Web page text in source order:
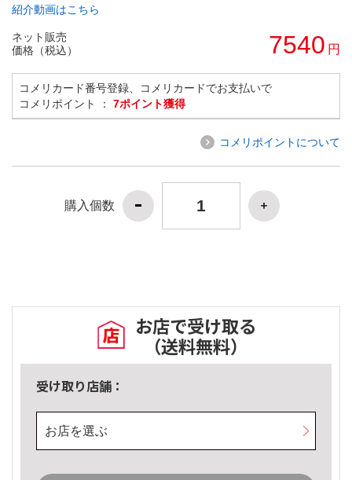
紹介動画はこちら
ネット販売
価格（税込）
7540 円
コメリカード番号登録、コメリカードでお支払いで
コメリポイント ： 7ポイント獲得
コメリポイントについて
購入個数
お店で受け取る
（送料無料）
受け取り店舗：
お店を選ぶ